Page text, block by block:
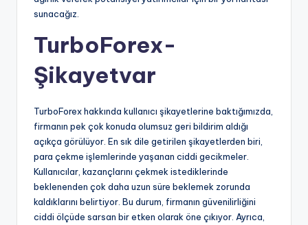
sunacağız.
TurboForex-
Şikayetvar
TurboForex hakkında kullanıcı şikayetlerine baktığımızda,
firmanın pek çok konuda olumsuz geri bildirim aldığı
açıkça görülüyor. En sık dile getirilen şikayetlerden biri,
para çekme işlemlerinde yaşanan ciddi gecikmeler.
Kullanıcılar, kazançlarını çekmek istediklerinde
beklenenden çok daha uzun süre beklemek zorunda
kaldıklarını belirtiyor. Bu durum, firmanın güvenilirliğini
ciddi ölçüde sarsan bir etken olarak öne çıkıyor. Ayrıca,